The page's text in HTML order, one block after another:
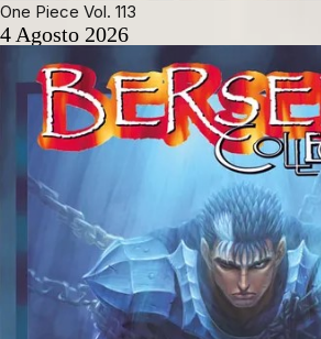
One Piece Vol. 113
4 Agosto 2026